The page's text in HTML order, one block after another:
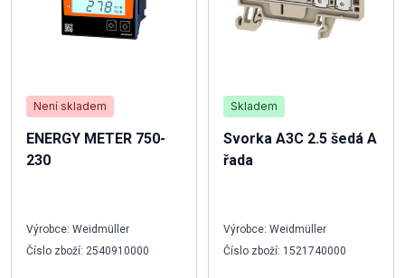
Není skladem
ENERGY METER 750-
230
Výrobce: Weidmüller
Číslo zboží: 2540910000
Skladem
Svorka A3C 2.5 šedá A
řada
Výrobce: Weidmüller
Číslo zboží: 1521740000